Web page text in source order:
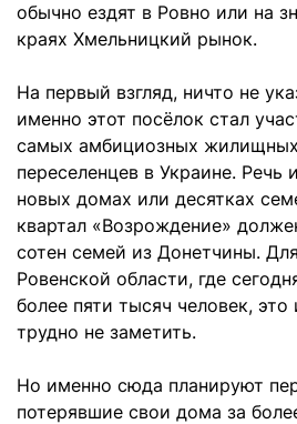
обычно ездят в Ровно или на
краях Хмельницкий рынок.
На первый взгляд, ничто не
именно этот посёлок стал
самых амбициозных
переселенцев в Украине. Речь
новых домах или десятках
квартал «Возрождение»
сотен семей из Донетчины.
Ровенской области, где
более пяти тысяч человек,
трудно не заметить.
Но именно сюда планируют
потерявшие свои дома за